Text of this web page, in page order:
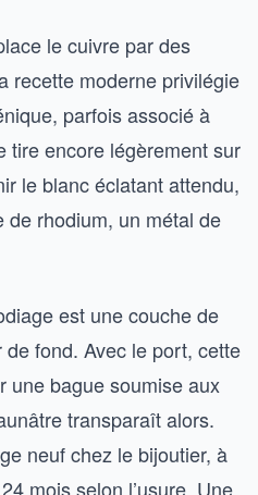
le cuivre par des
recette moderne privilégie
parfois associé à
tire encore légèrement sur
le blanc éclatant attendu,
de rhodium, un métal de
est une couche de
fond. Avec le port, cette
une bague soumise aux
transparaît alors.
neuf chez le bijoutier, à
mois selon l’usure. Une